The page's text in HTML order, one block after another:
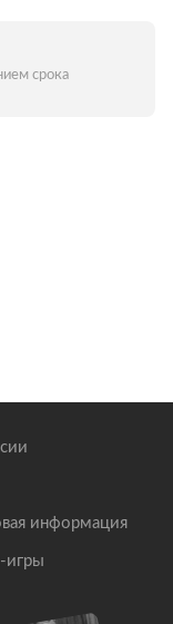
срока
информация
игры